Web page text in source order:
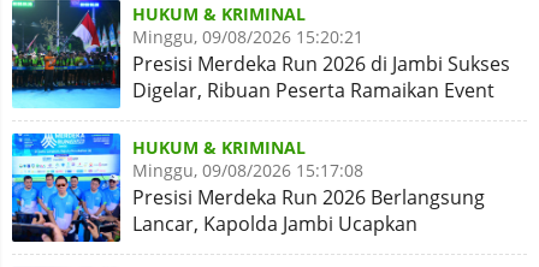
HUKUM & KRIMINAL
Minggu, 09/08/2026 15:20:21
Presisi Merdeka Run 2026 di Jambi Sukses
Digelar, Ribuan Peserta Ramaikan Event
Nasional
HUKUM & KRIMINAL
Minggu, 09/08/2026 15:17:08
Presisi Merdeka Run 2026 Berlangsung
Lancar, Kapolda Jambi Ucapkan
Terimakasih dan Apresiasi